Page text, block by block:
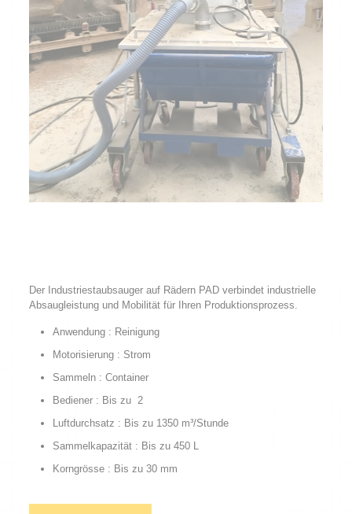
Der Industriestaubsauger auf Rädern PAD verbindet industrielle
Absaugleistung und Mobilität für Ihren Produktionsprozess.
Anwendung : Reinigung
Motorisierung : Strom
Sammeln : Container
Bediener : Bis zu 2
Luftdurchsatz : Bis zu 1350 m³/Stunde
Sammelkapazität : Bis zu 450 L
Korngrösse : Bis zu 30 mm